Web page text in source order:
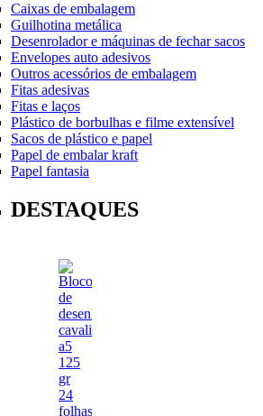
Caixas de embalagem
Guilhotina metálica
Desenrolador e máquinas de fechar sacos
Envelopes auto adesivos
Outros acessórios de embalagem
Fitas adesivas
Fitas e laços
Plástico de borbulhas e filme extensível
Sacos de plástico e papel
Papel de embalar kraft
Papel fantasia
DESTAQUES